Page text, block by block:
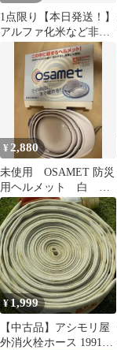
1点限り【本日発送！】
アルファ化米など非常
食セット
¥ 2,880
未使用 OSAMET 防災
用ヘルメット 白
KAGA HELMET
¥1,999
【中古品】アシモリ屋
外消火栓ホース 1991年